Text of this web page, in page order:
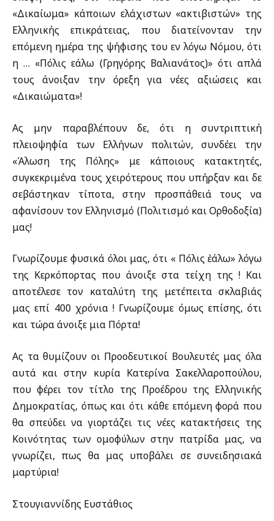
«Δικαίωμα» κάποιων ελάχιστων «ακτιβιστών» της
Ελληνικής επικράτειας, που διατείνονταν την
επόμενη ημέρα της ψήφισης του εν λόγω Νόμου, ότι
η … «Πόλις εάλω (Γρηγόρης Βαλιανάτος)» ότι απλά
τους άνοιξαν την όρεξη για νέες αξιώσεις και
«Δικαιώματα»!
Ας μην παραβλέπουν δε, ότι η συντριπτική
πλειοψηφία των Ελλήνων πολιτών, συνδέει την
«Άλωση της Πόλης» με κάποιους κατακτητές,
συγκεκριμένα τους χειρότερους που υπήρξαν και δε
σεβάστηκαν τίποτα, στην προσπάθειά τους να
αφανίσουν τον Ελληνισμό (Πολιτισμό και Ορθοδοξία)
μας!
Γνωρίζουμε φυσικά όλοι μας, ότι «ἡ Πόλις ἐάλω» λόγω
της Κερκόπορτας που άνοιξε στα τείχη της ! Και
αποτέλεσε τον καταλύτη της μετέπειτα σκλαβιάς
μας επί 400 χρόνια ! Γνωρίζουμε όμως επίσης, ότι
και τώρα άνοιξε μια Πόρτα!
Ας τα θυμίζουν οι Προοδευτικοί Βουλευτές μας όλα
αυτά και στην κυρία Κατερίνα Σακελλαροπούλου,
που φέρει τον τίτλο της Προέδρου της Ελληνικής
Δημοκρατίας, όπως και ότι κάθε επόμενη φορά που
θα σπεύδει να γιορτάζει τις νέες κατακτήσεις της
Κοινότητας των ομοφύλων στην πατρίδα μας, να
γνωρίζει, πως θα μας υποβάλει σε συνειδησιακά
μαρτύρια!
Στουγιαννίδης Ευστάθιος